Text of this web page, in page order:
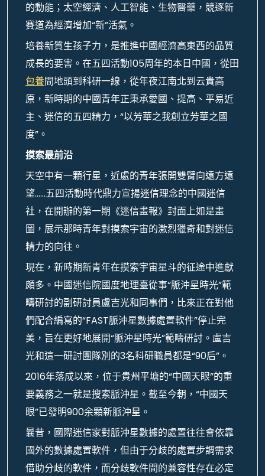
的動能；太空經濟、人工智能、生物醫藥，競逐新
賽道為經濟增加“新”活氣。
培養新質生孩子力，是推進中國經濟高東西的品質
成長的要害。在五四活動105周年的本日中國，從田
包養間地頭到科研一線，從年夜江南北到云貴高
原，新時期的中國青年正秉承愛國、提高、平易近
主、迷信的五四精力，“以芳華之我創立芳華之國
度”。
摸索最前沿
天空中有一顆行星，近處的青年張開雙臂向遠方遠
望……五四活動時代鼎力宣揚迷信理念的中國迷信
社，在開辦的第一期《迷信畫報》封面上如是畫
圖，展示那時青年對摸索宇宙的激烈獵奇和對迷信
精力的向往。
現在，新時期新青年在摸索宇宙星斗的征途中進獻
頗多。中國迷信院國度地理臺從事“脈沖星時光”範
疇研討的副研討員盧吉光和同事們，比來正在對他
們配合編寫的“FAST脈沖星數據處置軟件”停止完
美，旨在更好地展開“脈沖星時光”範疇研討。盧吉
光和這一研討團隊別的3名科研職員都是“90后”。
2016年落成以來，位于貴州平塘的“中國天眼”的重
要義務之一就是搜索脈沖星。截至今朝，“中國天
眼”已發明900余顆新脈沖星。
曩昔，國際迷信家對脈沖星數據的處置往往會依靠
國外的數據處置軟件，但由于分歧的處置步調需求
借助分歧的軟件，而分歧軟件間的兼容性存在必定